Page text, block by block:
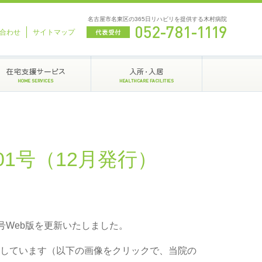
名古屋市名東区の365日リハビリを提供する木村病院
わせ サイトマップ
（12月発行）
版を更新いたしました。
ています（以下の画像をクリックで、当院の